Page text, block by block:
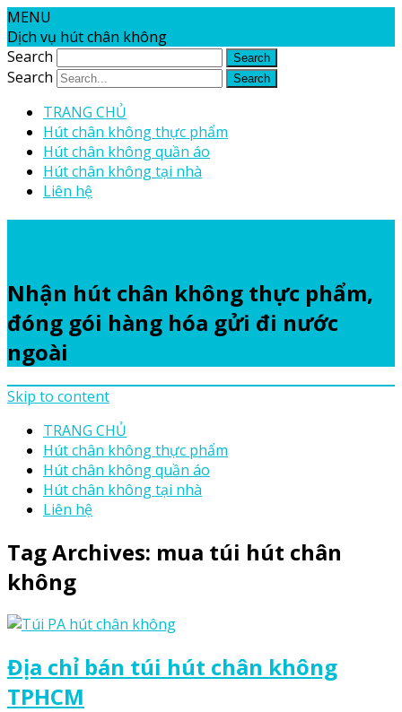
MENU
Dịch vụ hút chân không
Search
Search
TRANG CHỦ
Hút chân không thực phẩm
Hút chân không quần áo
Hút chân không tại nhà
Liên hệ
Nhận hút chân không thực phẩm,
đóng gói hàng hóa gửi đi nước
ngoài
Skip to content
TRANG CHỦ
Hút chân không thực phẩm
Hút chân không quần áo
Hút chân không tại nhà
Liên hệ
Tag Archives: mua túi hút chân
không
Địa chỉ bán túi hút chân không
TPHCM